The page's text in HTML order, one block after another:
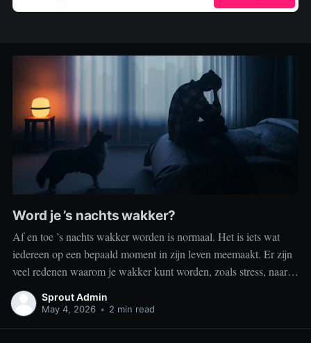
Word je ’s nachts wakker?
Af en toe ’s nachts wakker worden is normaal. Het is iets wat
iedereen op een bepaald moment in zijn leven meemaakt. Er zijn
veel redenen waarom je wakker kunt worden, zoals stress, naar
het toilet moeten, je omgeving of medische aandoeningen die je
slaap beïnvloeden. Dit is geen probleem
Sprout Admin
May 4, 2026 • 2 min read